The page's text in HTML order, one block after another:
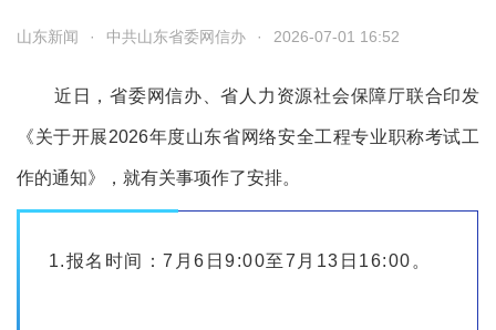
山东新闻 · 中共山东省委网信办 · 2026-07-01 16:52
近日，省委网信办、省人力资源社会保障厅联合印发
《关于开展2026年度山东省网络安全工程专业职称考试工
作的通知》，就有关事项作了安排。
1.报名时间：7月6日9:00至7月13日16:00。